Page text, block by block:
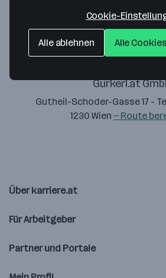
Gurkerl.at
Gutheil-Schoder-Gasse 17 -
1230 Wien — Route
Über karriere.at
Für Arbeitgeber
Partner und Portale
Cookie-
Alle ablehnen Alle